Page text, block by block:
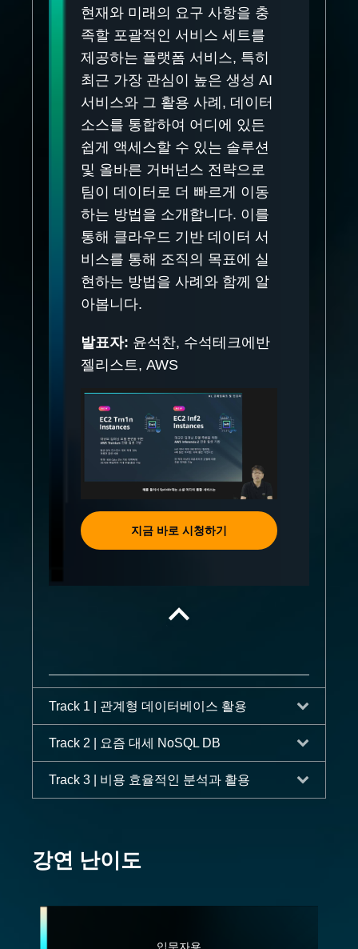
현재와 미래의 요구 사항을 충
족할 포괄적인 서비스 세트를
제공하는 플랫폼 서비스, 특히
최근 가장 관심이 높은 생성 AI
서비스와 그 활용 사례, 데이터
소스를 통합하여 어디에 있든
쉽게 액세스할 수 있는 솔루션
및 올바른 거버넌스 전략으로
팀이 데이터로 더 빠르게 이동
하는 방법을 소개합니다. 이를
통해 클라우드 기반 데이터 서
비스를 통해 조직의 목표에 실
현하는 방법을 사례와 함께 알
아봅니다.
발표자: 윤석찬, 수석테크에반
젤리스트, AWS
지금 바로 시청하기
Track 1 | 관계형 데이터베이스 활용
Track 2 | 요즘 대세 NoSQL DB
Track 3 | 비용 효율적인 분석과 활용
강연 난이도